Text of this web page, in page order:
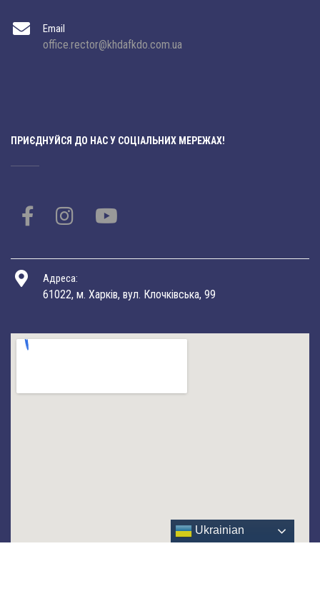
Email
office.rector@khdafkdo.com.ua
ПРИЄДНУЙСЯ ДО НАС У СОЦІАЛЬНИХ МЕРЕЖАХ!
Адреса:
61022, м. Харків, вул. Клочківська, 99
Ukrainian